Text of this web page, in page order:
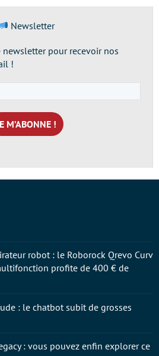
Newsletter
pour recevoir nos
!
e-
mail
*
robot : le Roborock Qrevo Curv
profite de 400 € de
: le chatbot subit de grosses
: vous pouvez enfin explorer ce